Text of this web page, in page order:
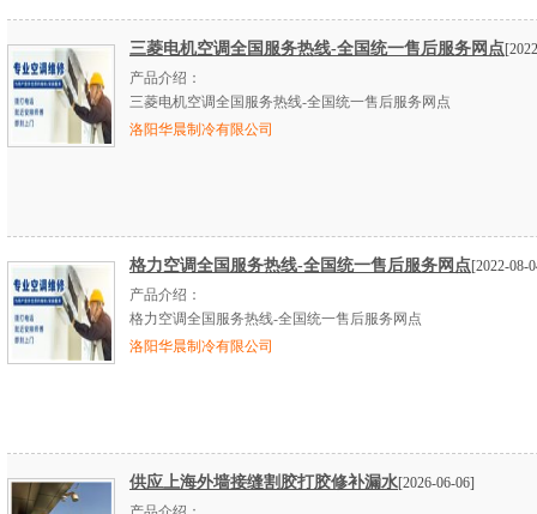
三菱电机空调全国服务热线-全国统一售后服务网点
产品介绍：
三菱电机空调全国服务热线-全国统一售后服务网点
洛阳华晨制冷有限公司
格力空调全国服务热线-全国统一售后服务网点[2022-08-
产品介绍：
格力空调全国服务热线-全国统一售后服务网点
洛阳华晨制冷有限公司
供应上海外墙接缝割胶打胶修补漏水[2026-06-06]